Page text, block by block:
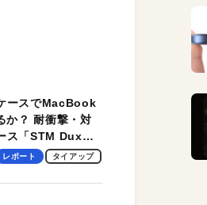
ースでMacBook
か？ 耐衝撃・対
ス「STM Dux
。学生、ビジネ
レポート タイアップ